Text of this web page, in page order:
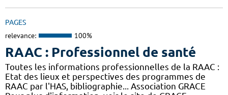
PAGES
relevance: 100%
RAAC : Professionnel de santé
Toutes les informations professionnelles de la RAAC :
Etat des lieux et perspectives des programmes de
RAAC par l'HAS, bibliographie... Association GRACE